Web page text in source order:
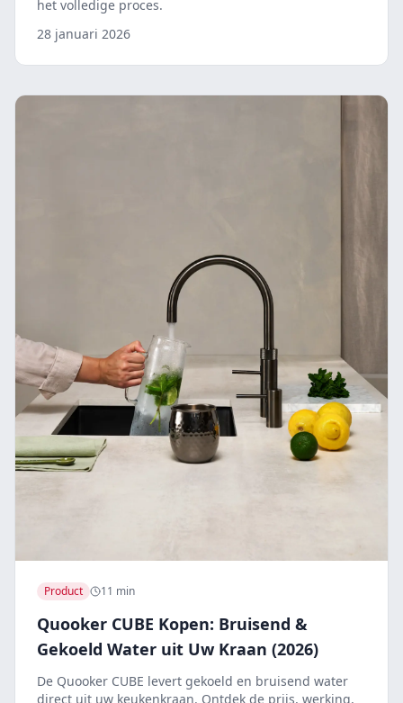
het volledige proces.
28 januari 2026
Product 11 min
Quooker CUBE Kopen: Bruisend &
Gekoeld Water uit Uw Kraan (2026)
De Quooker CUBE levert gekoeld en bruisend water
direct uit uw keukenkraan. Ontdek de prijs, werking,